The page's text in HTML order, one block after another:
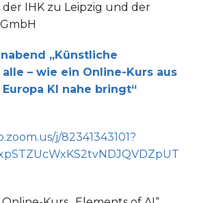
IHK zu Leipzig und der
„Künstliche
– wie ein Online-Kurs aus
KI nahe bringt“
j/82341343101?